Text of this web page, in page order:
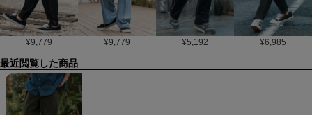
¥9,779 ¥9,779 ¥5,192 ¥6,985
最近閲覧した商品